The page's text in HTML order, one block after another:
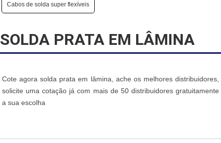
Cabos de solda super flexíveis
SOLDA PRATA EM LÂMINA
Cote agora solda prata em lâmina, ache os melhores distribuidores,
solicite uma cotação já com mais de 50 distribuidores gratuitamente
a sua escolha